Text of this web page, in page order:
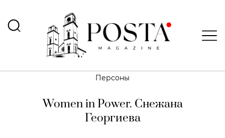
Персоны
Women in Power. Снежана
Георгиева